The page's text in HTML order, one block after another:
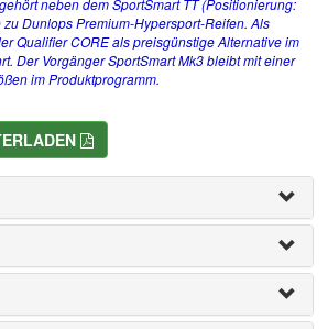
Dunlops Premium-Hypersport-Reifen. Als
Qualifier CORE als preisgünstige Alternative im
Der Vorgänger SportSmart Mk3 bleibt mit einer
im Produktprogramm.